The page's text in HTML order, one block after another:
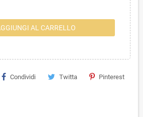
AL CARRELLO
Condividi Twitta Pinterest